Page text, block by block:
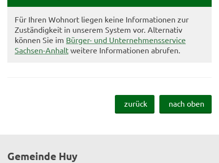
Für Ihren Wohnort liegen keine Informationen zur
Zuständigkeit in unserem System vor. Alternativ
können Sie im Bürger- und Unternehmensservice
Sachsen-Anhalt weitere Informationen abrufen.
zurück nach oben
Gemeinde Huy